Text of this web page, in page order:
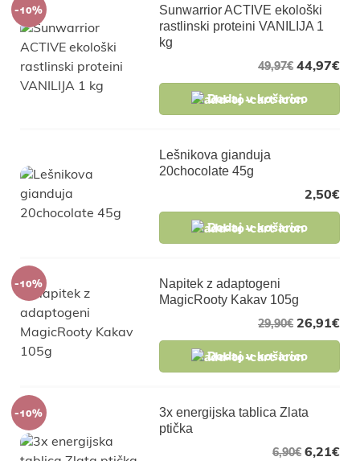
-10%
Sunwarrior ACTIVE ekološki
rastlinski proteini VANILIJA 1
kg
44,97€
49,97€
Dodaj v košarico
Lešnikova gianduja
20chocolate 45g
2,50€
Dodaj v košarico
-10%
Napitek z adaptogeni
MagicRooty Kakav 105g
26,91€
29,90€
Dodaj v košarico
-10%
3x energijska tablica Zlata
ptička
6,21€
6,90€